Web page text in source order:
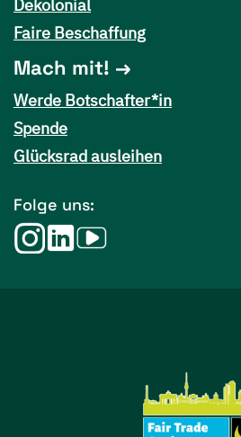
Dekolonial
Faire Beschaffung
Mach mit!
Werde Botschafter*in
Spende
Glücksrad ausleihen
Folge uns: